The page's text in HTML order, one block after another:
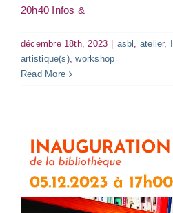
20h40 Infos &
décembre 18th, 2023 asbl , atelier,
artistique(s),workshop
Read More